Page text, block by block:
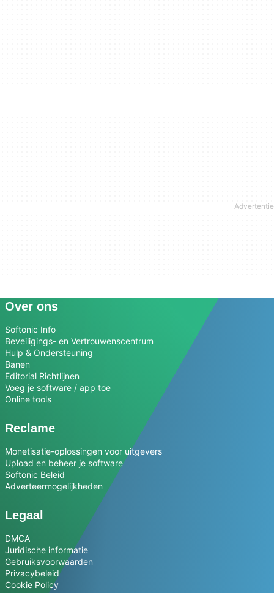
Over ons
Softonic Info
Beveiligings- en Vertrouwenscentrum
Hulp & Ondersteuning
Banen
Editorial Richtlijnen
Voeg je software / app toe
Online tools
Reclame
Monetisatie-oplossingen voor uitgevers
Upload en beheer je software
Softonic Beleid
Adverteermogelijkheden
Legaal
DMCA
Juridische informatie
Gebruiksvoorwaarden
Privacybeleid
Cookie Policy